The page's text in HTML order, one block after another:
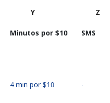
Y Z
Minutos por ⁦$10⁩ SMS
4 min por ⁦$10⁩ -